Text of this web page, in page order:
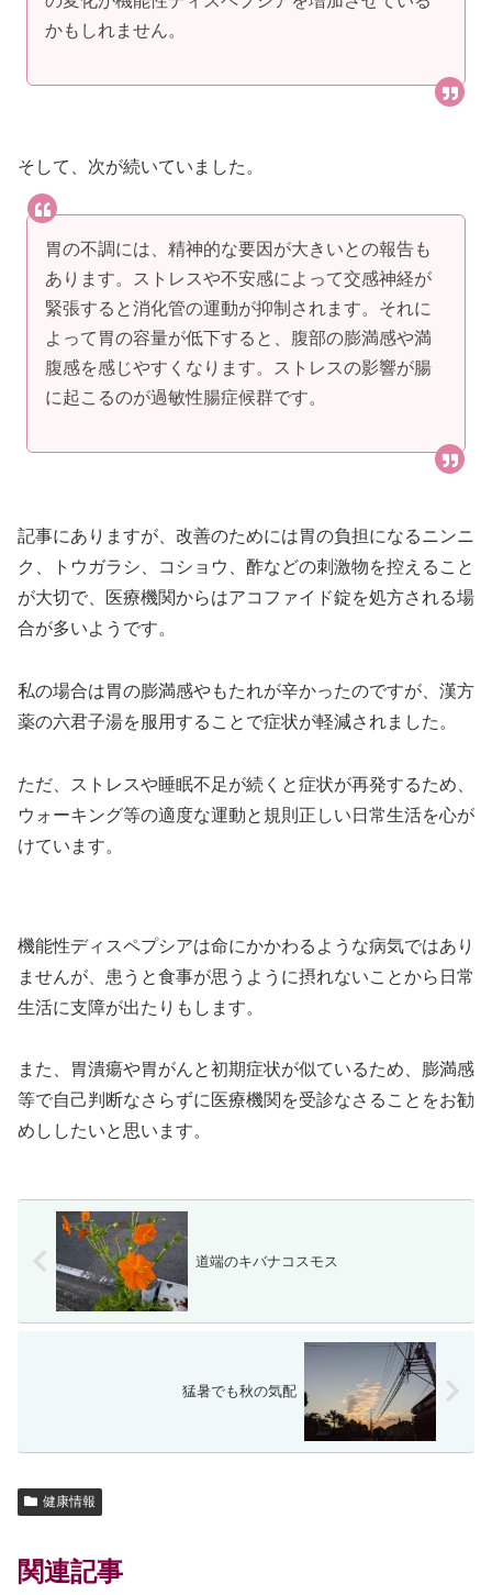
かもしれません。
そして、次が続いていました。
胃の不調には、精神的な要因が大きいとの報告も
あります。ストレスや不安感によって交感神経が
緊張すると消化管の運動が抑制されます。それに
よって胃の容量が低下すると、腹部の膨満感や満
腹感を感じやすくなります。ストレスの影響が腸
に起こるのが過敏性腸症候群です。
記事にありますが、改善のためには胃の負担になるニンニ
ク、トウガラシ、コショウ、酢などの刺激物を控えること
が大切で、医療機関からはアコファイド錠を処方される場
合が多いようです。
私の場合は胃の膨満感やもたれが辛かったのですが、漢方
薬の六君子湯を服用することで症状が軽減されました。
ただ、ストレスや睡眠不足が続くと症状が再発するため、
ウォーキング等の適度な運動と規則正しい日常生活を心が
けています。
機能性ディスペプシアは命にかかわるような病気ではあり
ませんが、患うと食事が思うように摂れないことから日常
生活に支障が出たりもします。
また、胃潰瘍や胃がんと初期症状が似ているため、膨満感
等で自己判断なさらずに医療機関を受診なさることをお勧
めししたいと思います。
道端のキバナコスモス
猛暑でも秋の気配
健康情報
関連記事